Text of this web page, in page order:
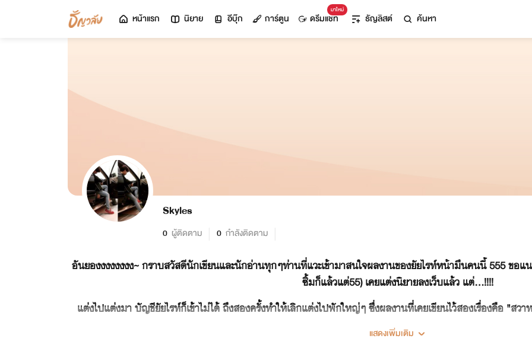
หน้าแรก นิยาย อีบุ๊ก การ์ตูน
มาใหม่
ดรีมแชท ธัญลิสต์ ค้นหา
Skyles
0 ผู้ติดตาม 0 กำลังติดตาม
อันยองงงงงงงง~ กราบสวัสดีนักเขียนและนักอ่านทุกๆท่านที่แวะเข้ามาสนใจผลงานของยัยไรท์หน้ามึนคนนี้ 555 ขอแน
ซิ้มก็แล้วแต่55) เคยแต่งนิยายลงเว็บแล้ว แต่...!!!!
แต่งไปแต่งมา บัญชียัยไรท์ก็เข้าไม่ได้ ถึงสองครั้งทำให้เลิกแต่งไปพักใหญ่ๆ ซึ่งผลงานที่เคยเขียนไว้สองเรื่องคือ "สว
>0<)
แสดงเพิ่มเติม